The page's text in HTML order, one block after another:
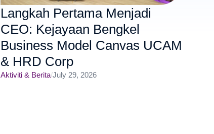
Langkah Pertama Menjadi
CEO: Kejayaan Bengkel
Business Model Canvas UCAM
& HRD Corp
Aktiviti & Berita/July 29, 2026